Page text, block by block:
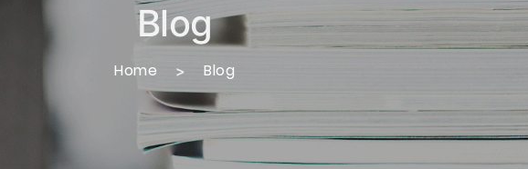
Blog
Home Blog